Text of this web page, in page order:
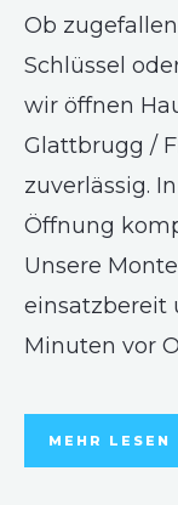
Ob
Schlüssel
wir öffnen
Glattbrugg /
zuverlässig.
Öffnung
Unsere
einsatzbereit
Minuten vor
MEHR LESEN